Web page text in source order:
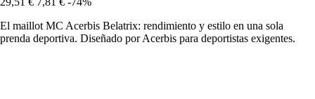
El maillot MC Acerbis Belatrix: rendimiento y estilo en una sola
prenda deportiva. Diseñado por Acerbis para deportistas exigentes.